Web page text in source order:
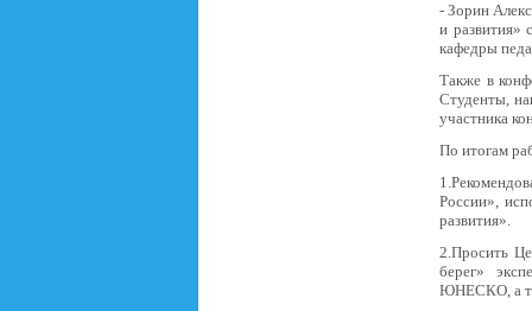
- Зорин
и
кафедры
Также в
Студенты,
участника
По итогам
России»,
развития».
2.Просить
берег»
ЮНЕСКО, а